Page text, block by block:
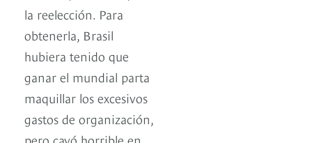
la reelección. Para
obtenerla, Brasil
hubiera tenido que
ganar el mundial parta
maquillar los excesivos
gastos de organización,
pero cayó horrible en